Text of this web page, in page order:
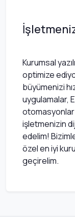
Kurumsal
optimize
büyümenizi
uygulamalar,
işletmenizin
edelim!
özel en iyi
geçirelim.